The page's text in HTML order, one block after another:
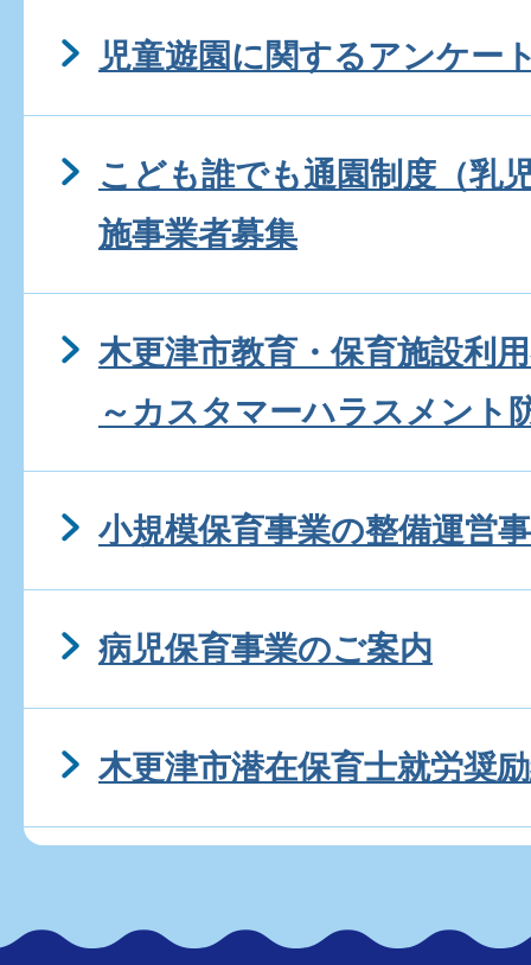
児童遊園に関するアンケー
こども誰でも通園制度（乳
施事業者募集
木更津市教育・保育施設利
～カスタマーハラスメント
小規模保育事業の整備運営
病児保育事業のご案内
木更津市潜在保育士就労奨